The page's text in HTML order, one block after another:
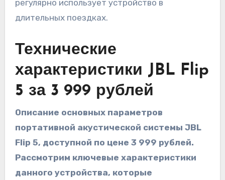
регулярно использует устройство в
длительных поездках.
Технические
характеристики JBL Flip
5 за 3 999 рублей
Описание основных параметров
портативной акустической системы JBL
Flip 5, доступной по цене 3 999 рублей.
Рассмотрим ключевые характеристики
данного устройства, которые